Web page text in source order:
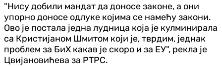
"Нису добили мандат да доносе законе, а они
упорно доносе одлуке којима се намећу закони.
Ово је постала једна лудница која је кулминирала
са Кристијаном Шмитом који је, тврдим, једнак
проблем за БиХ какав је скоро и за ЕУ", рекла је
Цвијановићева за РТРС.